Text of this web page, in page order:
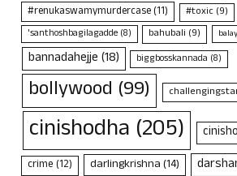
#renukaswamymurdercase(11) #toxic(9)
'santhoshbagilagadde (8) bahubali (9)
bannadahejje(18) biggbosskannada (8)
bollywood (99)
cinishodha (205)
crime(12) darlingkrishna(14)